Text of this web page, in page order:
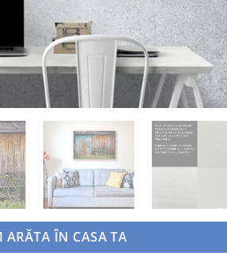
ARĂTA ÎN CASA TA